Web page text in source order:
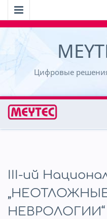
Цифровые
III-ий
НЕВРОЛОГИИ“